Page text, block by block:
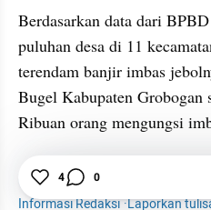
Berdasarkan data dari
puluhan desa di 11
terendam banjir imbas
Bugel Kabupaten Grobogan
Ribuan orang mengungsi
News Sunan Kalijaga
Informasi Redaksi·Laporkan
4 0